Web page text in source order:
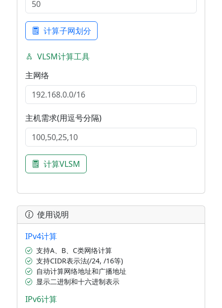
计算子网划分
VLSM计算工具
主网络
主机需求(用逗号分隔)
计算VLSM
使用说明
IPv4计算
支持A、B、C类网络计算
支持CIDR表示法(/24, /16等)
自动计算网络地址和广播地址
显示二进制和十六进制表示
IPv6计算